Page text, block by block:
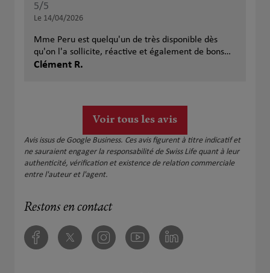
5/5
Le 14/04/2026
Mme Peru est quelqu'un de très disponible dès
qu'on l'a sollicite, réactive et également de bons
conseils. Je recommande sans problème
Clément R.
Voir tous les avis
Avis issus de Google Business. Ces avis figurent à titre indicatif et
ne sauraient engager la responsabilité de Swiss Life quant à leur
authenticité, vérification et existence de relation commerciale
entre l'auteur et l'agent.
Restons en contact
FacebookTwitter InstagramYoutube Linkedin